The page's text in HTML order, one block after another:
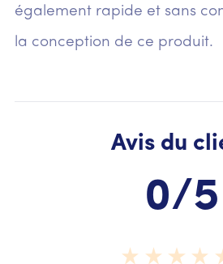
également rapide et sans
la conception de ce produit.
Avis du
0/5